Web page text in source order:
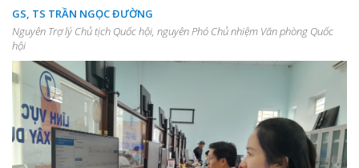
GS, TS TRẦN NGỌC ĐƯỜNG
Nguyên Trợ lý Chủ tịch Quốc hội, nguyên Phó Chủ nhiệm Văn phòng Quốc
hội